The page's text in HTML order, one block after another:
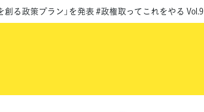
創る政策プラン」を発表 #政権取ってこれをやる Vol.9